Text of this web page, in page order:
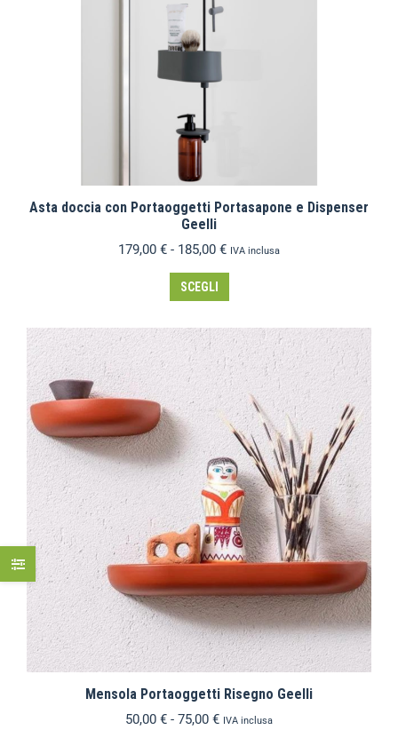
Asta doccia con Portaoggetti Portasapone e Dispenser
Geelli
179,00 € - 185,00 € IVA inclusa
SCEGLI
Mensola Portaoggetti Risegno Geelli
50,00 € - 75,00 € IVA inclusa